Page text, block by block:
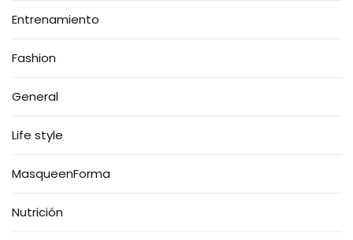
Entrenamiento
Fashion
General
Life style
MasqueenForma
Nutrición